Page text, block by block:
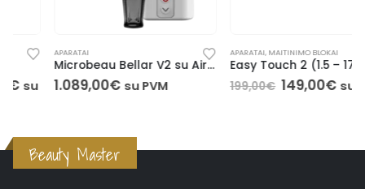
APARATAI
Microbeau Bellar V2 su Airbolt Mini
1.089,00€ su PVM
APARATAI MAITINIMO BLOKAI
Easy Touch 2 (1.5 – 17V)
€ 149,00€ su PVM
Beauty Master